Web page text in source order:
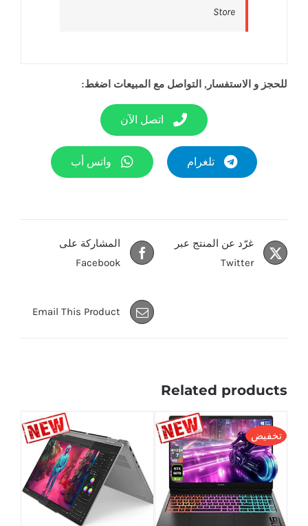
Store‎
للحجز و الاستفسار, التواصل مع المبيعات اضغط:
اتصل الآن
تلغرام واتس أب
المشاركة على
Facebook
غرّد عن المنتج عبر
Twitter
Email This Product
Related products
تخفيض